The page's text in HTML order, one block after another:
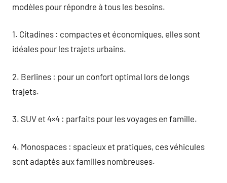
modèles pour répondre à tous les besoins.
1. Citadines : compactes et économiques, elles sont
idéales pour les trajets urbains.
2. Berlines : pour un confort optimal lors de longs
trajets.
3. SUV et 4×4 : parfaits pour les voyages en famille.
4. Monospaces : spacieux et pratiques, ces véhicules
sont adaptés aux familles nombreuses.